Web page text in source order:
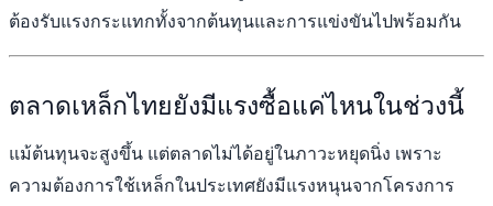
ต้องรับแรงกระแทกทั้งจากต้นทุนและการแข่งขันไปพร้อมกัน
ตลาดเหล็กไทยยังมีแรงซื้อแค่ไหนในช่วงนี้
แม้ต้นทุนจะสูงขึ้น แต่ตลาดไม่ได้อยู่ในภาวะหยุดนิ่ง เพราะ
ความต้องการใช้เหล็กในประเทศยังมีแรงหนุนจากโครงการ